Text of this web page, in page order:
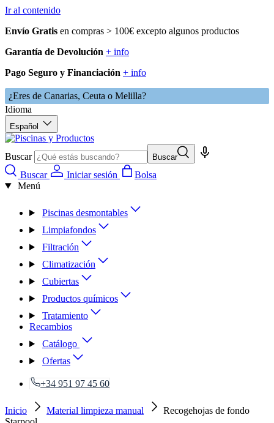
Ir al contenido
Envío Gratis en compras > 100€ excepto algunos productos
Garantía de Devolución + info
Pago Seguro y Financiación + info
¿Eres de Canarias, Ceuta o Melilla?
Idioma
Español
Buscar Buscar
Buscar Iniciar sesión
Bolsa
Menú
Piscinas desmontables
Limpiafondos
Filtración
Climatización
Cubiertas
Productos químicos
Tratamiento
Recambios
Catálogo
Ofertas
+34 951 97 45 60
Inicio Material limpieza manual
Recogehojas de fondo